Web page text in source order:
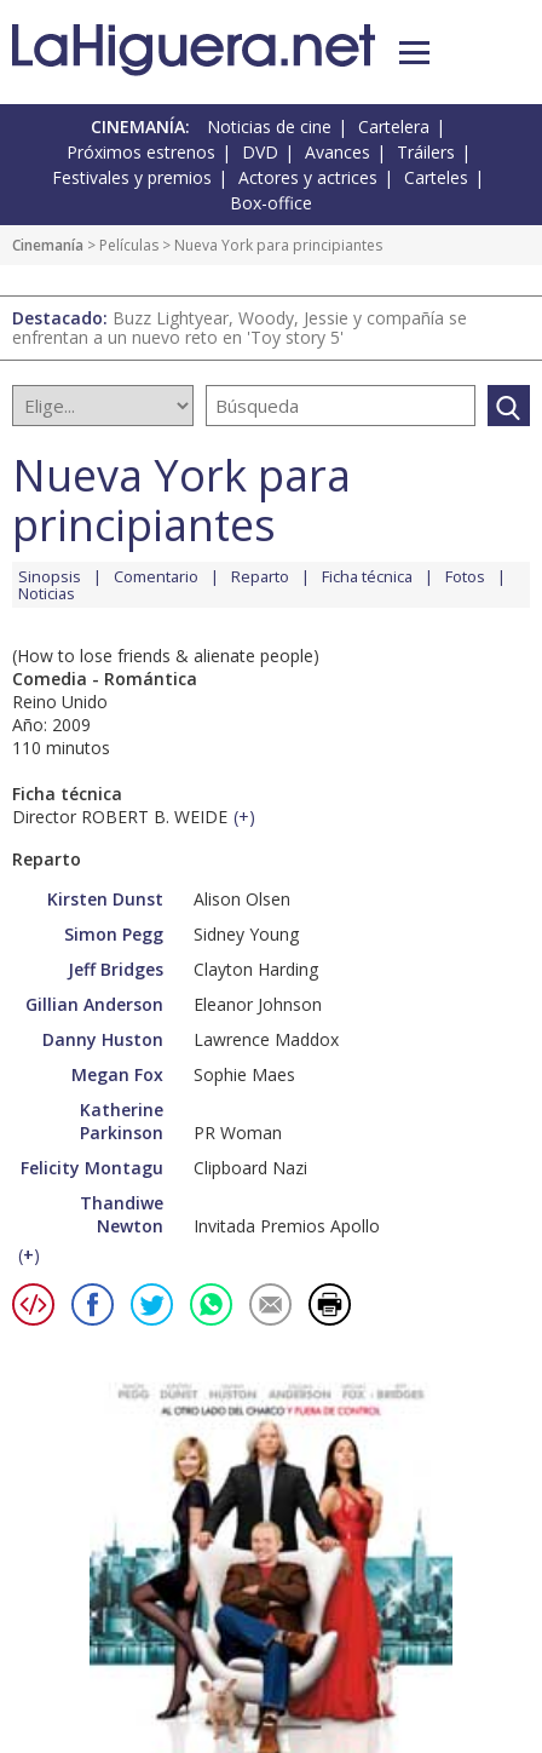
CINEMANÍA: Noticias de cine
Cartelera
Próximos estrenos
DVD Avances
Tráilers
Festivales y premios
Actores y actrices
Carteles
Box-office
Cinemanía > Películas > Nueva York para principiantes
Destacado: Buzz Lightyear, Woody, Jessie y compañía se
enfrentan a un nuevo reto en 'Toy story 5'
Nueva York para
principiantes
Sinopsis Comentario Reparto Ficha técnica Fotos
Noticias
(How to lose friends & alienate people)
Comedia - Romántica
Reino Unido
Año: 2009
110 minutos
Ficha técnica
Director ROBERT B. WEIDE (+)
Reparto
Kirsten Dunst
Alison Olsen
Simon Pegg
Sidney Young
Jeff Bridges
Clayton Harding
Gillian Anderson
Eleanor Johnson
Danny Huston
Lawrence Maddox
Megan Fox
Sophie Maes
Katherine
Parkinson
PR Woman
Felicity Montagu
Clipboard Nazi
Thandiwe
Newton
Invitada Premios Apollo
(+)